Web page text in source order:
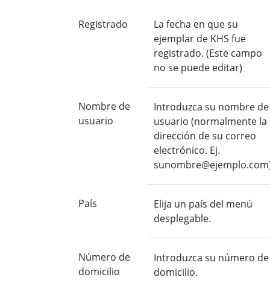
Registrado
La fecha en que su
ejemplar de KHS fue
registrado. (Este campo
no se puede editar)
Nombre de
usuario
Introduzca su nombre de
usuario (normalmente la
dirección de su correo
electrónico. Ej.
País
Elija un país del menú
desplegable.
Número de
domicilio
Introduzca su número de
domicilio.